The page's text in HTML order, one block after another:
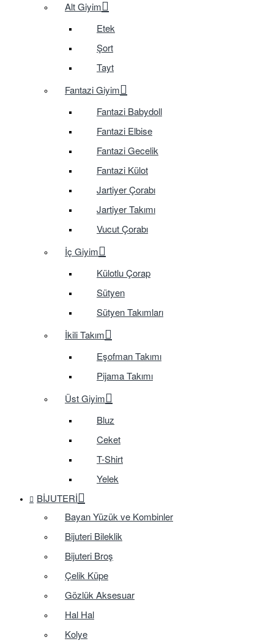
Alt Giyim
Etek
Şort
Tayt
Fantazi Giyim
Fantazi Babydoll
Fantazi Elbise
Fantazi Gecelik
Fantazi Külot
Jartiyer Çorabı
Jartiyer Takımı
Vucut Çorabı
İç Giyim
Külotlu Çorap
Sütyen
Sütyen Takımları
İkili Takım
Eşofman Takımı
Pijama Takımı
Üst Giyim
Bluz
Ceket
T-Shirt
Yelek
BIJUTERI
Bayan Yüzük ve Kombinler
Bijuteri Bileklik
Bijuteri Broş
Çelik Küpe
Gözlük Aksesuar
Hal Hal
Kolye